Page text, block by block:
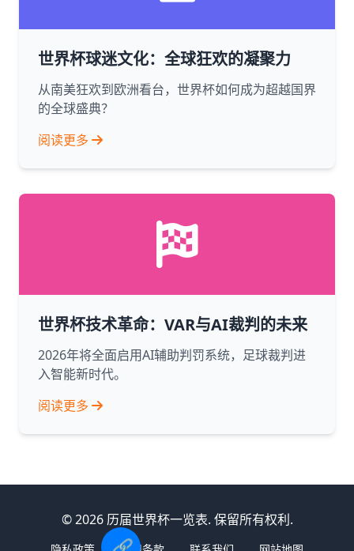
世界杯球迷文化：全球狂欢的凝聚力
从南美狂欢到欧洲看台，世界杯如何成为超越国界
的全球盛典？
阅读更多
世界杯技术革命：VAR与AI裁判的未来
2026年将全面启用AI辅助判罚系统，足球裁判进
入智能新时代。
阅读更多
© 2026 历届世界杯一览表. 保留所有权利.
🔗